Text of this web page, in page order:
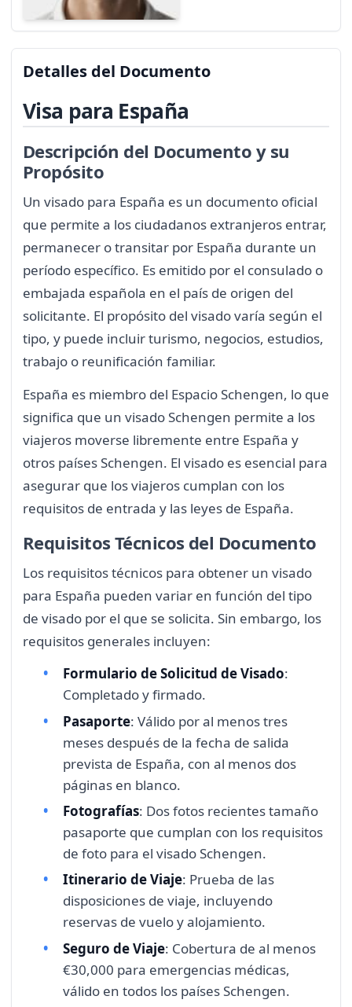
Detalles del Documento
Visa para España
Descripción del Documento y su
Propósito
Un visado para España es un documento oficial
que permite a los ciudadanos extranjeros entrar,
permanecer o transitar por España durante un
período específico. Es emitido por el consulado o
embajada española en el país de origen del
solicitante. El propósito del visado varía según el
tipo, y puede incluir turismo, negocios, estudios,
trabajo o reunificación familiar.
España es miembro del Espacio Schengen, lo que
significa que un visado Schengen permite a los
viajeros moverse libremente entre España y
otros países Schengen. El visado es esencial para
asegurar que los viajeros cumplan con los
requisitos de entrada y las leyes de España.
Requisitos Técnicos del Documento
Los requisitos técnicos para obtener un visado
para España pueden variar en función del tipo
de visado por el que se solicita. Sin embargo, los
requisitos generales incluyen:
Formulario de Solicitud de Visado:
Completado y firmado.
Pasaporte: Válido por al menos tres
meses después de la fecha de salida
prevista de España, con al menos dos
páginas en blanco.
Fotografías: Dos fotos recientes tamaño
pasaporte que cumplan con los requisitos
de foto para el visado Schengen.
Itinerario de Viaje: Prueba de las
disposiciones de viaje, incluyendo
reservas de vuelo y alojamiento.
Seguro de Viaje: Cobertura de al menos
€30,000 para emergencias médicas,
válido en todos los países Schengen.